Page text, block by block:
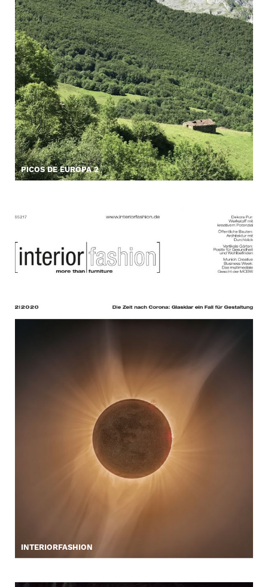
PICOS DE EUROPA 2
INTERIORFASHION